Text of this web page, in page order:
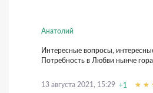
Анатолий
Интересные вопросы,
Потребность в Любви нынче
13 августа 2021, 15:29 +1